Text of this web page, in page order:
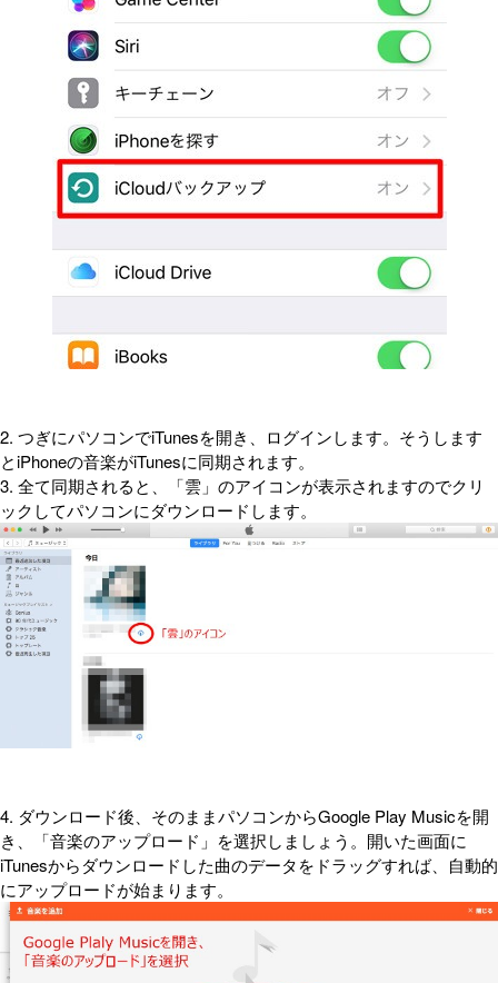
2. つぎにパソコンでiTunesを開き、ログインします。そうします
とiPhoneの音楽がiTunesに同期されます。
3. 全て同期されると、「雲」のアイコンが表示されますのでクリ
ックしてパソコンにダウンロードします。
4. ダウンロード後、そのままパソコンからGoogle Play Musicを開
き、「音楽のアップロード」を選択しましょう。開いた画面に
iTunesからダウンロードした曲のデータをドラッグすれば、自動的
にアップロードが始まります。